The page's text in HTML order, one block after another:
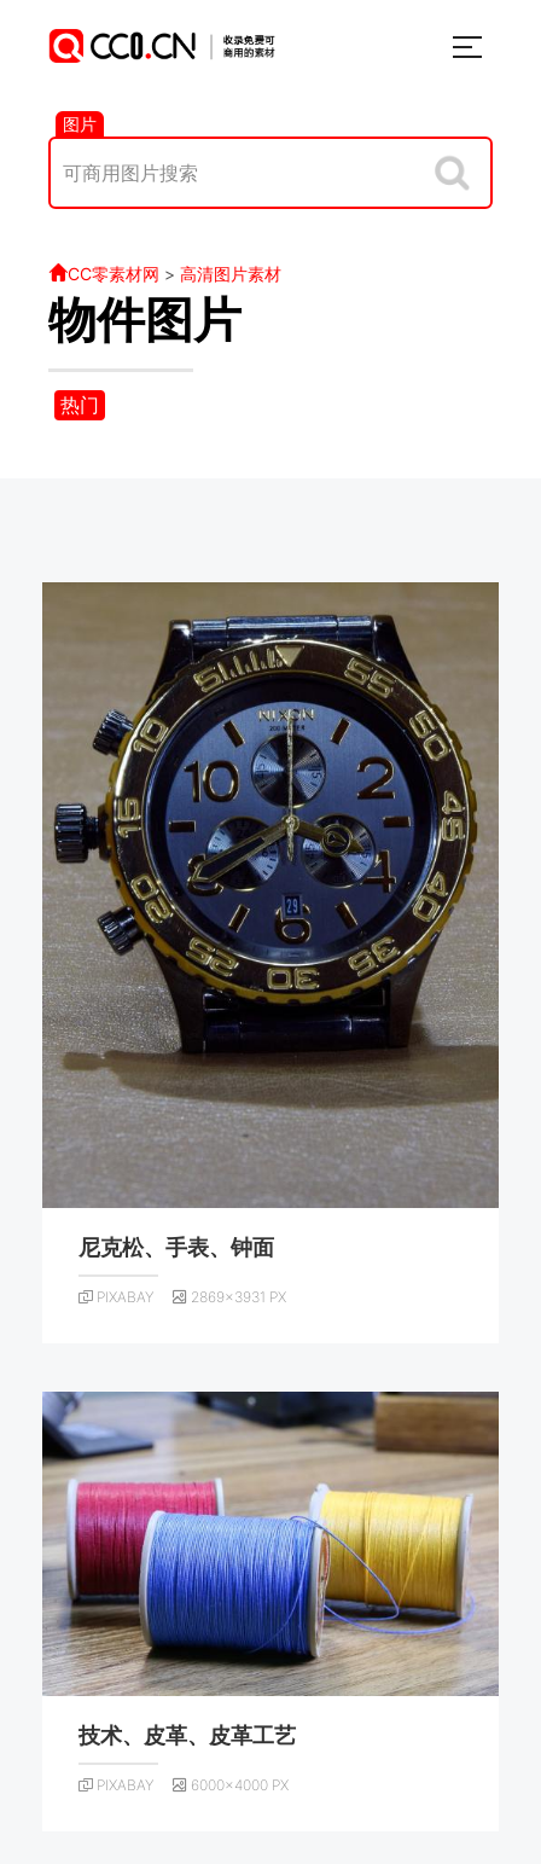
图片
CC零素材网 > 高清图片素材
物件图片
热门
尼克松、手表、钟面
PIXABAY 2869×3931 PX
技术、皮革、皮革工艺
PIXABAY 6000×4000 PX